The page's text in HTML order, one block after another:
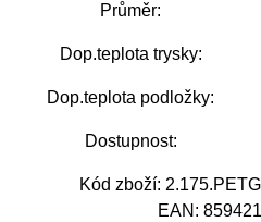
Průměr:
Dop.teplota trysky:
Dop.teplota podložky:
Dostupnost:
Kód zboží:
EAN: